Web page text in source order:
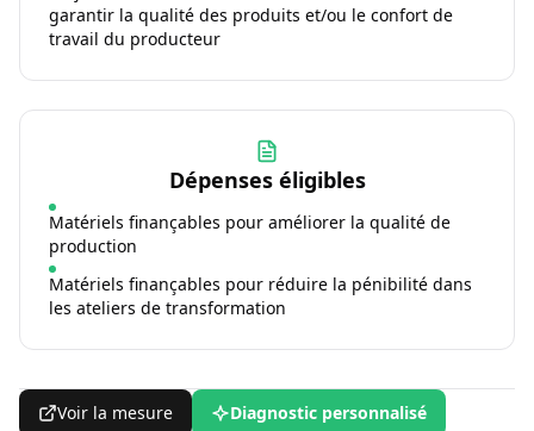
garantir la qualité des produits et/ou le confort de
travail du producteur
Dépenses éligibles
Matériels finançables pour améliorer la qualité de
production
Matériels finançables pour réduire la pénibilité dans
les ateliers de transformation
Voir la mesure Diagnostic personnalisé